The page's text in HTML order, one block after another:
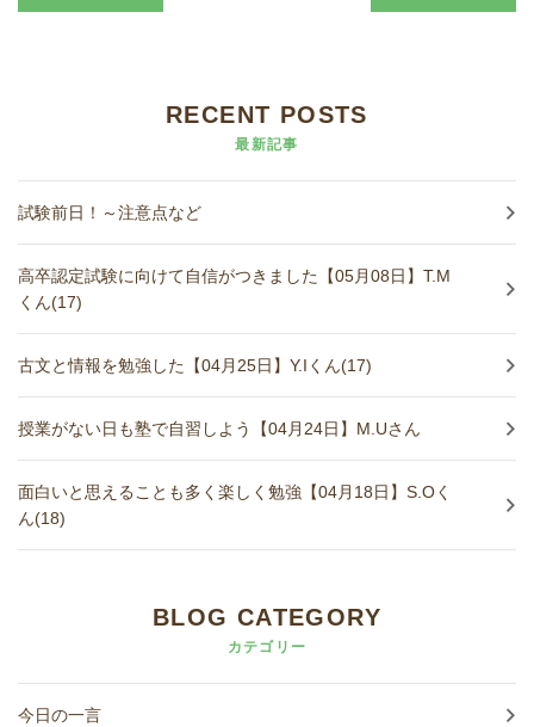
RECENT POSTS
最新記事
試験前日！～注意点など
高卒認定試験に向けて自信がつきました【05月08日】T.M
くん(17)
古文と情報を勉強した【04月25日】Y.Iくん(17)
授業がない日も塾で自習しよう【04月24日】M.Uさん
面白いと思えることも多く楽しく勉強【04月18日】S.Oく
ん(18)
BLOG CATEGORY
カテゴリー
今日の一言